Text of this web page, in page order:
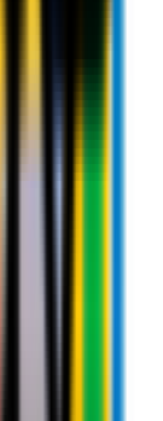
UNA
AL
UNA
LE
la